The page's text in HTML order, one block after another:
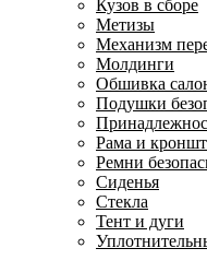
Кузов в сборе
Метизы
Механизм
Молдинги
Обшивка
Подушки
Рама и
Ремни
Сиденья
Стекла
Тент и дуги